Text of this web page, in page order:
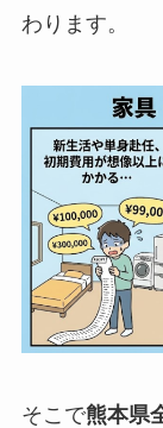
わります。
そこで熊本県